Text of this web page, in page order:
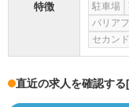
特徴
駐車場
バリア
セカン
直近の求人を確認する